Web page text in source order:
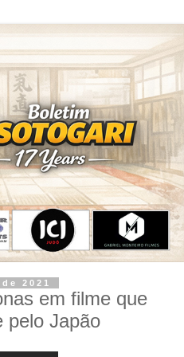
2021
em filme que
pelo Japão